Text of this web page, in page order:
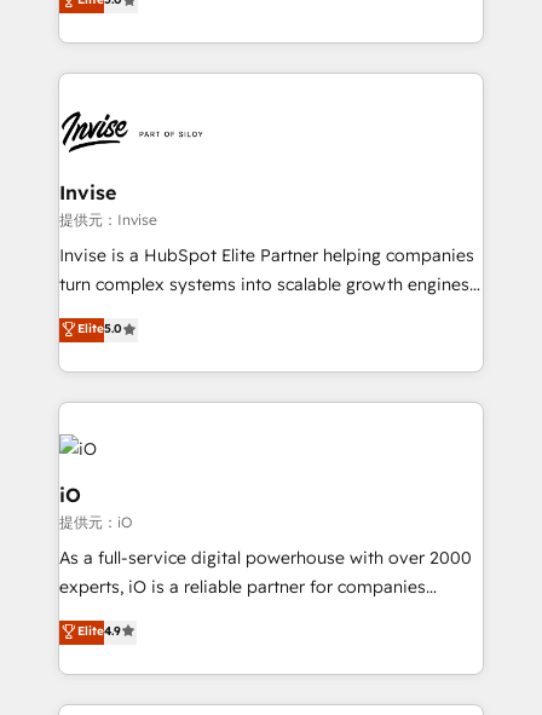
much Benelux companies as possible to be
bespoke approach for every client. Services include
business growth strategies, sales enablement, CRM
set-up, Migrations, Integrations, Enterprise level
Ops Hub Software, inbound marketing strategy,
content strategies, branding, HubSpot CMS,
bespoke web apps and growth driven design
websites. Experienced in helping Global B2B
Manufacturers, Fintech, Professional Services, IT and
SaaS industries.
Invise
提供元：Invise
Invise is a HubSpot Elite Partner helping companies
turn complex systems into scalable growth engines.
We combine strategy, technology and change
management to drive measurable results. As part of
the fast-growing Siloy Group, we unite more than
250+ HubSpot experts across Europe – ready to
build a CRM architecture optimized to support your
business goals. Talk to us if you’re looking to: -
Connect marketing, sales and operations around one
reliable source of truth - Unlock the full value of your
CRM and marketing data, not just implement a
system - Accelerate impact with a partner who
Elite5.0
iO
提供元：iO
As a full-service digital powerhouse with over 2000
experts, iO is a reliable partner for companies
looking to strengthen their position in the fields of
marketing, technology, content, strategy and
creation. iO combines in-depth knowledge on both
the marketing and technology end of HubSpot,
Elite4.9